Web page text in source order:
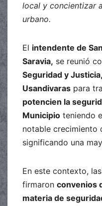
local y concientizar
urbano.
El intendente de
Saravia, se reunió
Seguridad y
Usandivaras para
potencien la
Municipio teniendo
notable crecimiento
significando una
En este contexto,
firmaron convenios
materia de